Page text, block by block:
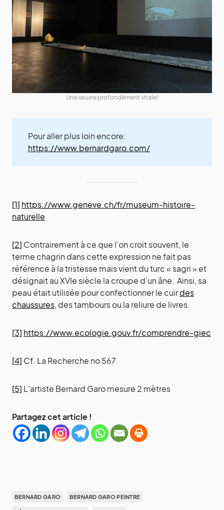
Une œuvre profondément vitale!
Pour aller plus loin encore:
https://www.bernardgaro.com/
[1] https://www.geneve.ch/fr/museum-histoire-
naturelle
[2] Contrairement à ce que l’on croit souvent, le
terme chagrin dans cette expression ne fait pas
référence à la tristesse mais vient du turc « sagri » et
désignait au XVIe siècle la croupe d’un âne. Ainsi, sa
peau était utilisée pour confectionner le cuirdes
chaussures, des tambours ou la reliure de livres.
[3] https://www.ecologie.gouv.fr/comprendre-giec
[4] Cf. La Recherche no 567
[5] L’artiste Bernard Garo mesure 2 mètres
Partagez cet article !
BERNARD GARO BERNARD GARO PEINTRE